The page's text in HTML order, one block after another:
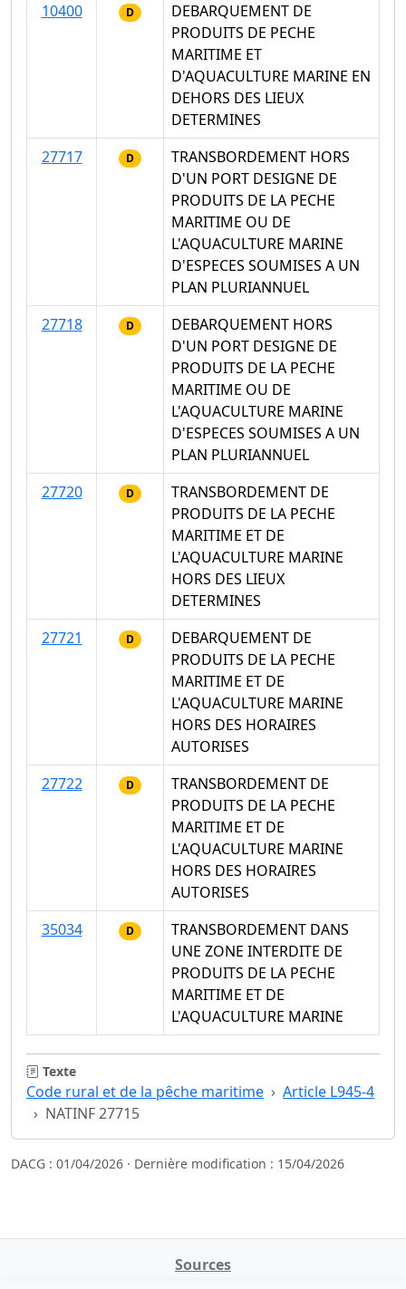
10400
D
DEBARQUEMENT DE
PRODUITS DE PECHE
MARITIME ET
D'AQUACULTURE MARINE EN
DEHORS DES LIEUX
DETERMINES
27717
D
TRANSBORDEMENT HORS
D'UN PORT DESIGNE DE
PRODUITS DE LA PECHE
MARITIME OU DE
L'AQUACULTURE MARINE
D'ESPECES SOUMISES A UN
PLAN PLURIANNUEL
27718
D
DEBARQUEMENT HORS
D'UN PORT DESIGNE DE
PRODUITS DE LA PECHE
MARITIME OU DE
L'AQUACULTURE MARINE
D'ESPECES SOUMISES A UN
PLAN PLURIANNUEL
27720
D
TRANSBORDEMENT DE
PRODUITS DE LA PECHE
MARITIME ET DE
L'AQUACULTURE MARINE
HORS DES LIEUX
DETERMINES
27721
D
DEBARQUEMENT DE
PRODUITS DE LA PECHE
MARITIME ET DE
L'AQUACULTURE MARINE
HORS DES HORAIRES
AUTORISES
27722
D
TRANSBORDEMENT DE
PRODUITS DE LA PECHE
MARITIME ET DE
L'AQUACULTURE MARINE
HORS DES HORAIRES
AUTORISES
35034
D
TRANSBORDEMENT DANS
UNE ZONE INTERDITE DE
PRODUITS DE LA PECHE
MARITIME ET DE
L'AQUACULTURE MARINE
Texte
Code rural et de la pêche maritime
Article L945-4
NATINF 27715
DACG : 01/04/2026 · Dernière modification : 15/04/2026
Sources